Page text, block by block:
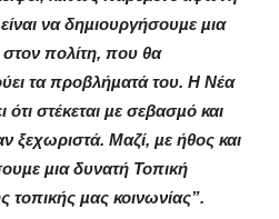
να δηµιουργήσουµε µια
πολίτη, που θα
τα προβλήµατά του. Η Νέα
ότι στέκεται µε σεβασµό και
ξεχωριστά. Μαζί, µε ήθος και
µια δυνατή Τοπική
τοπικής µας κοινωνίας”.